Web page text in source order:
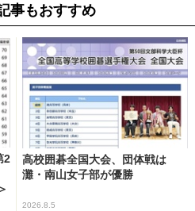
事もおすすめ
2
高校囲碁全国大会、団体戦は
灘・南山女子部が優勝
2026.8.5